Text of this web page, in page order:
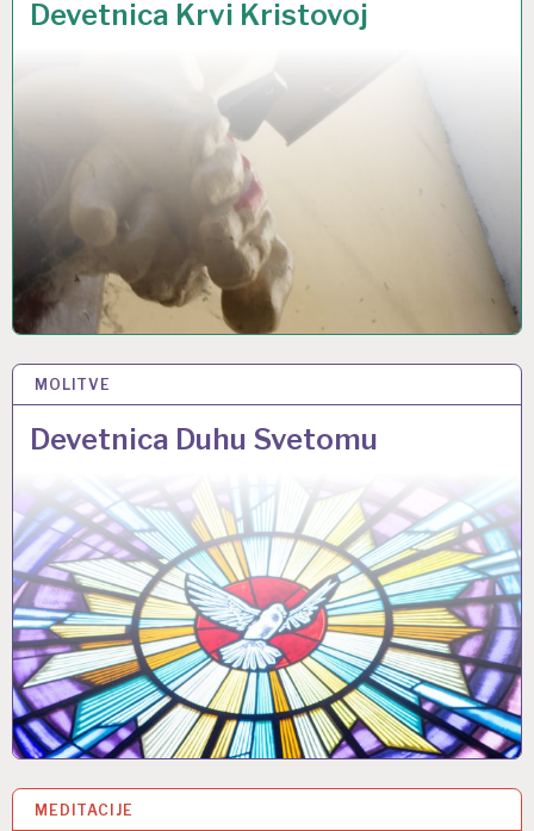
Devetnica Krvi Kristovoj
MOLITVE
Devetnica Duhu Svetomu
20 TRA 2022
MEDITACIJE
5 TRA 2022